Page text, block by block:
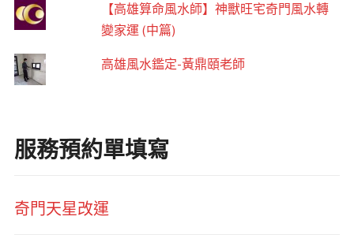
【高雄算命風水師】神獸旺宅奇門風水轉
變家運 (中篇)
高雄風水鑑定-黃鼎頤老師
服務預約單填寫
奇門天星改運